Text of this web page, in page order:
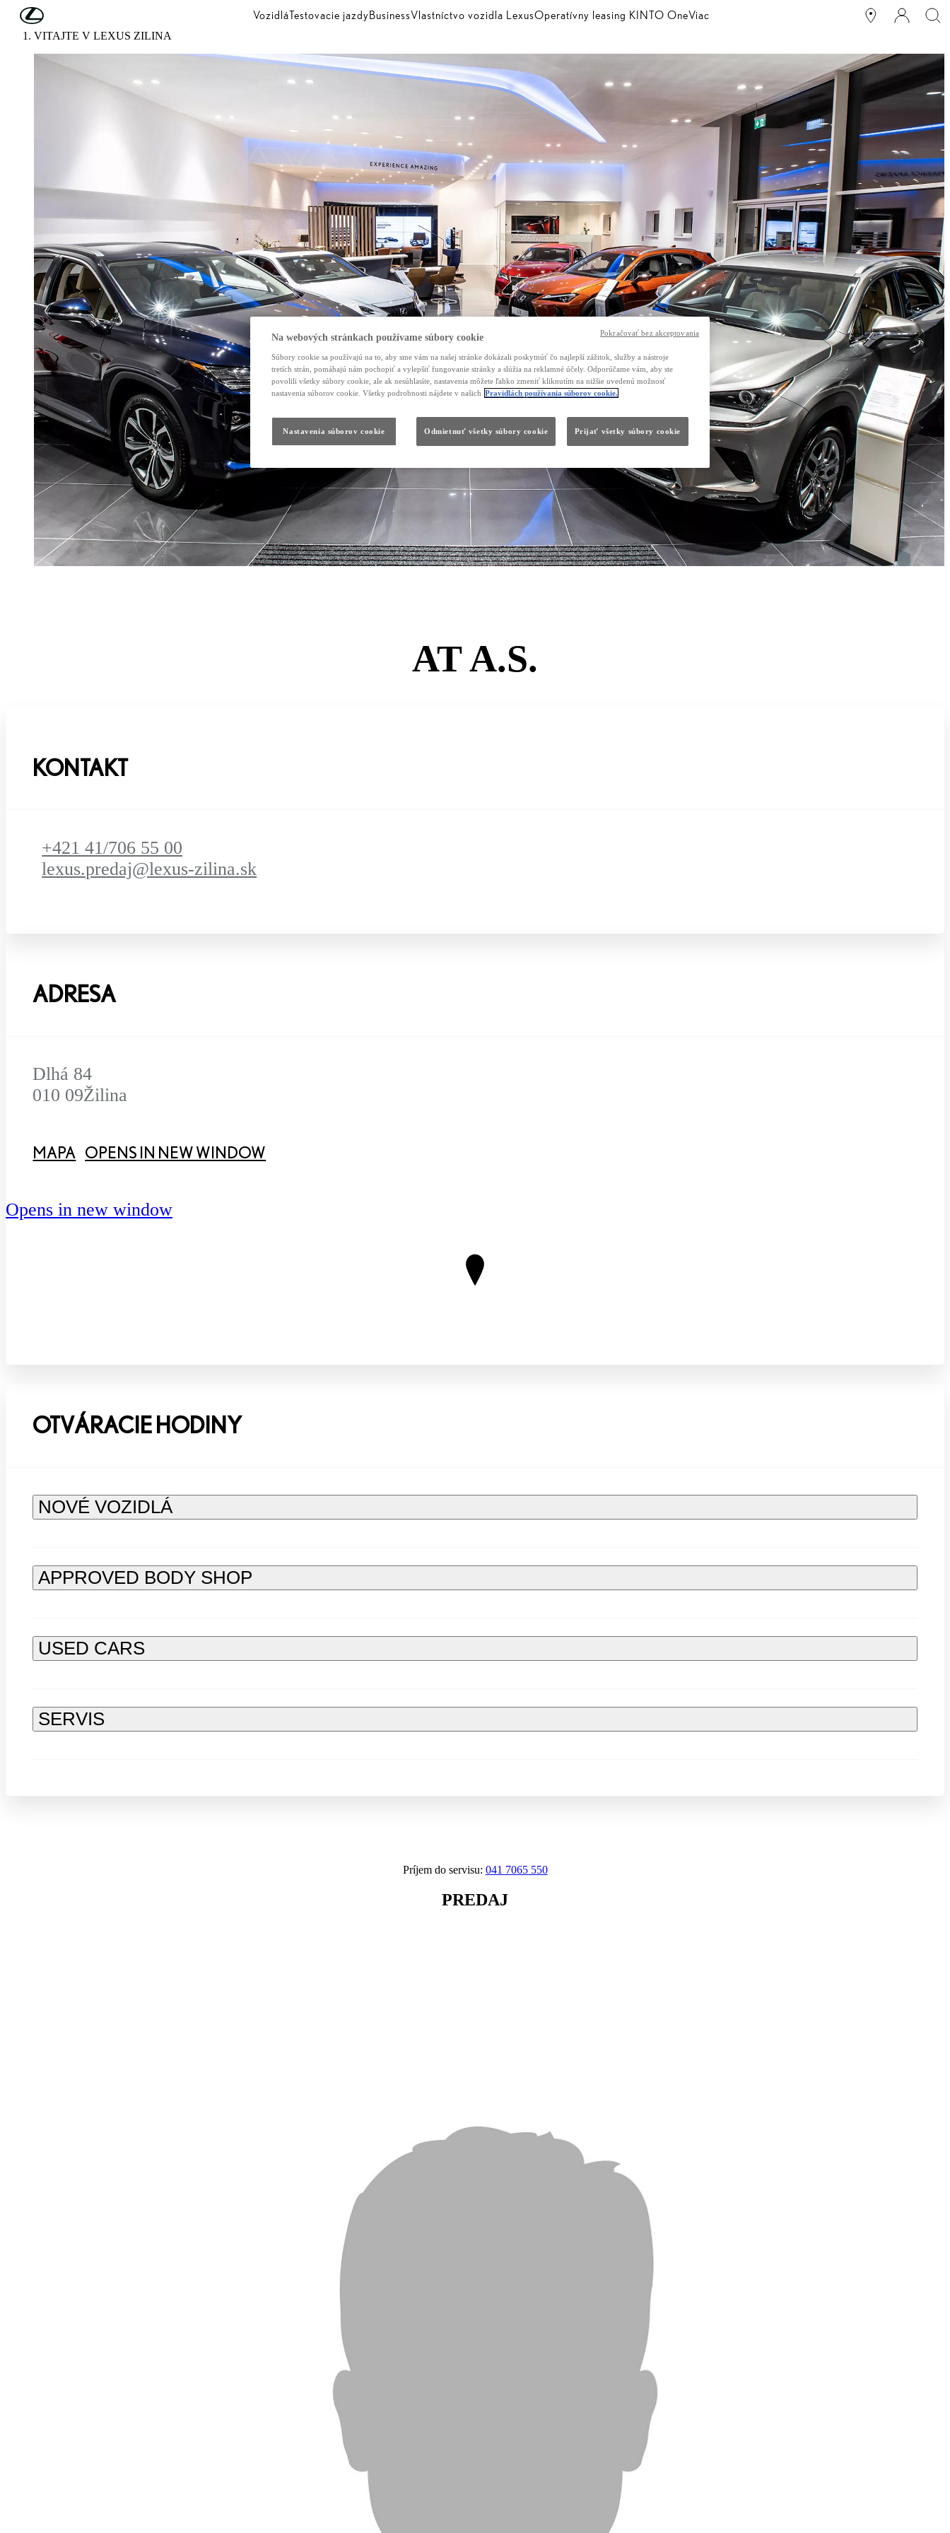
Skip to Main Content VozidláTestovacie jazdyBusinessVlastníctvo vozidla LexusOperatívny leasing KINTO OneViac
VITAJTE V LEXUS ŽILINA
AT A.S.
KONTAKT
+421 41/706 55 00
lexus.predaj@lexus-zilina.sk
ADRESA
Dlhá 84
010 09Žilina
MAPA OPENS IN NEW WINDOW
Opens in new window
OTVÁRACIE HODINY
NOVÉ VOZIDLÁ
APPROVED BODY SHOP
USED CARS
SERVIS
Príjem do servisu: 041 7065 550
PREDAJ
Na webových stránkach používame súbory cookie
Súbory cookie sa používajú na to, aby sme vám na našej stránke dokázali poskytnúť čo najlepší zážitok, služby a nástroje
tretích strán, pomáhajú nám pochopiť a vylepšiť fungovanie stránky a slúžia na reklamné účely. Odporúčame vám, aby ste
povolili všetky súbory cookie, ale ak nesúhlasíte, nastavenia môžete ľahko zmeniť kliknutím na nižšie uvedenú možnosť
nastavenia súborov cookie. Všetky podrobnosti nájdete v našich Pravidlách používania súborov cookie.
Odmietnuť všetky súbory cookie Prijať všetky súbory cookie
Nastavenia súborov cookie
Pokračovať bez akceptovania